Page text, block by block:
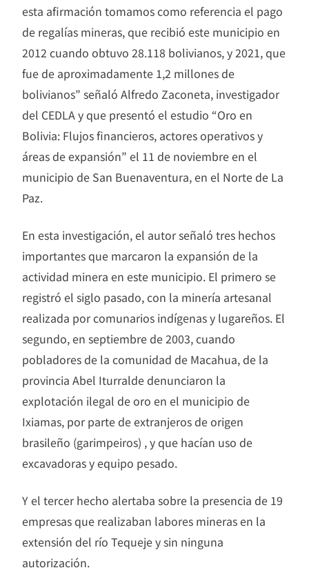
esta afirmación tomamos como referencia el pago
de regalías mineras, que recibió este municipio en
2012 cuando obtuvo 28.118 bolivianos, y 2021, que
fue de aproximadamente 1,2 millones de
bolivianos” señaló Alfredo Zaconeta, investigador
del CEDLA y que presentó el estudio “Oro en
Bolivia: Flujos financieros, actores operativos y
áreas de expansión” el 11 de noviembre en el
municipio de San Buenaventura, en el Norte de La
Paz.
En esta investigación, el autor señaló tres hechos
importantes que marcaron la expansión de la
actividad minera en este municipio. El primero se
registró el siglo pasado, con la minería artesanal
realizada por comunarios indígenas y lugareños. El
segundo, en septiembre de 2003, cuando
pobladores de la comunidad de Macahua, de la
provincia Abel Iturralde denunciaron la
explotación ilegal de oro en el municipio de
Ixiamas, por parte de extranjeros de origen
brasileño (garimpeiros) , y que hacían uso de
excavadoras y equipo pesado.
Y el tercer hecho alertaba sobre la presencia de 19
empresas que realizaban labores mineras en la
extensión del río Tequeje y sin ninguna
autorización.